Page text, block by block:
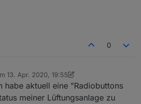
0
13. Apr. 2020, 19:55
von Scrounger
habe aktuell eine "Radiobuttons
meiner Lüftungsanlage zu